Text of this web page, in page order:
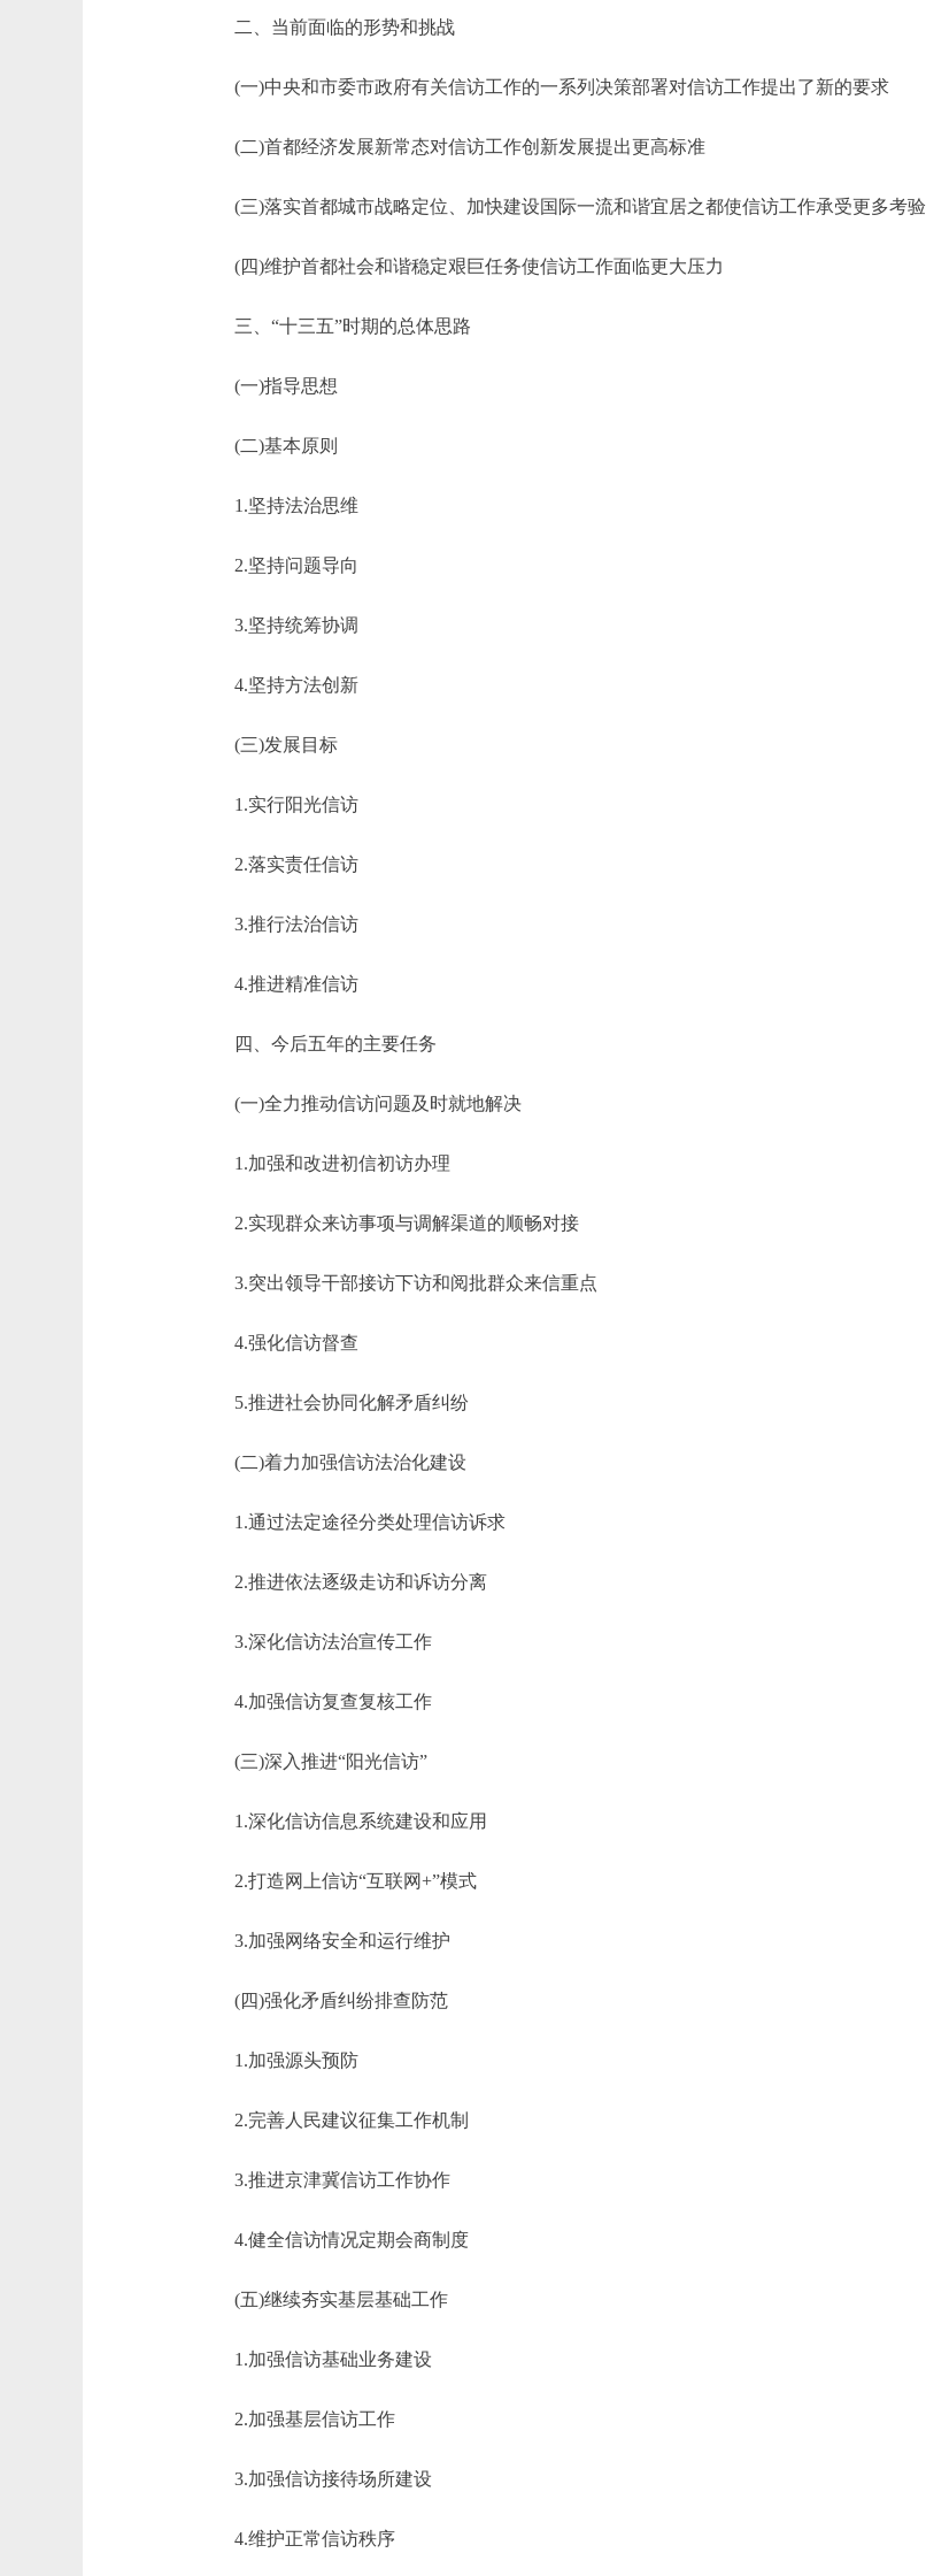
二、当前面临的形势和挑战
(一)中央和市委市政府有关信访工作的一系列决策部署对信访工作提出了新的要求
(二)首都经济发展新常态对信访工作创新发展提出更高标准
(三)落实首都城市战略定位、加快建设国际一流和谐宜居之都使信访工作承受更多考验
(四)维护首都社会和谐稳定艰巨任务使信访工作面临更大压力
三、“十三五”时期的总体思路
(一)指导思想
(二)基本原则
1.坚持法治思维
2.坚持问题导向
3.坚持统筹协调
4.坚持方法创新
(三)发展目标
1.实行阳光信访
2.落实责任信访
3.推行法治信访
4.推进精准信访
四、今后五年的主要任务
(一)全力推动信访问题及时就地解决
1.加强和改进初信初访办理
2.实现群众来访事项与调解渠道的顺畅对接
3.突出领导干部接访下访和阅批群众来信重点
4.强化信访督查
5.推进社会协同化解矛盾纠纷
(二)着力加强信访法治化建设
1.通过法定途径分类处理信访诉求
2.推进依法逐级走访和诉访分离
3.深化信访法治宣传工作
4.加强信访复查复核工作
(三)深入推进“阳光信访”
1.深化信访信息系统建设和应用
2.打造网上信访“互联网+”模式
3.加强网络安全和运行维护
(四)强化矛盾纠纷排查防范
1.加强源头预防
2.完善人民建议征集工作机制
3.推进京津冀信访工作协作
4.健全信访情况定期会商制度
(五)继续夯实基层基础工作
1.加强信访基础业务建设
2.加强基层信访工作
3.加强信访接待场所建设
4.维护正常信访秩序